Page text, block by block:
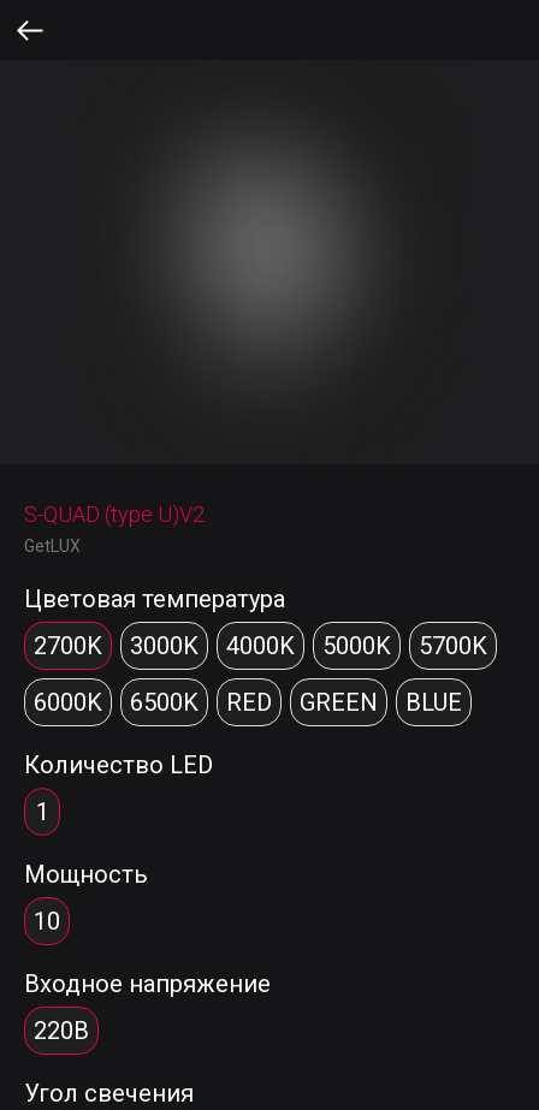
S-QUAD (type U)V2
GetLUX
Цветовая температура
2700K
3000K 4000K 5000K
5700K
6000K
6500K RED GREEN BLUE
Количество LED
1
Мощность
10
Входное напряжение
220В
Угол свечения